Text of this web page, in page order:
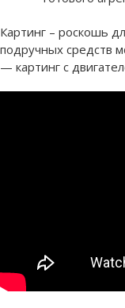
Картинг – роскошь
подручных средств
— картинг с